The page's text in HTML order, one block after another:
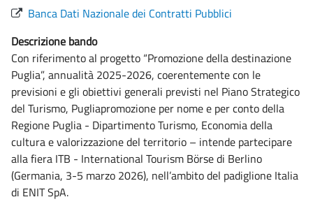
Banca Dati Nazionale dei Contratti Pubblici
Descrizione bando
Con riferimento al progetto “Promozione della destinazione
Puglia”, annualità 2025-2026, coerentemente con le
previsioni e gli obiettivi generali previsti nel Piano Strategico
del Turismo, Pugliapromozione per nome e per conto della
Regione Puglia - Dipartimento Turismo, Economia della
cultura e valorizzazione del territorio – intende partecipare
alla fiera ITB - International Tourism Börse di Berlino
(Germania, 3-5 marzo 2026), nell’ambito del padiglione Italia
di ENIT SpA.